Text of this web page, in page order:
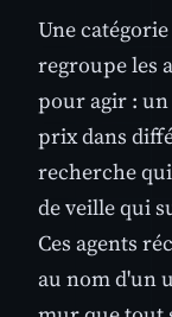
Une
regroupe les
pour agir :
prix dans
recherche
de veille qui
Ces agents
au nom d'un